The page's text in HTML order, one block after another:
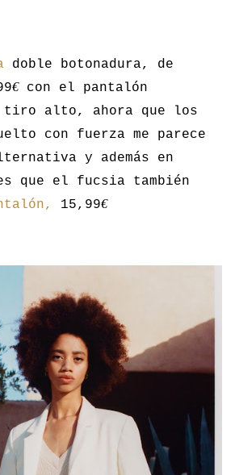
doble botonadura, de
€con el pantalón
tiro alto, ahora que los
con fuerza me parece
y además en
que el fucsia también
15,99€